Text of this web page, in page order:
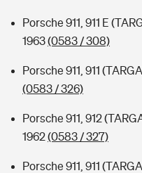
Porsche 911, 911 E
1963(0583 / 308)
Porsche 911, 911
(0583 / 326)
Porsche 911, 912
1962(0583 / 327)
Porsche 911, 911